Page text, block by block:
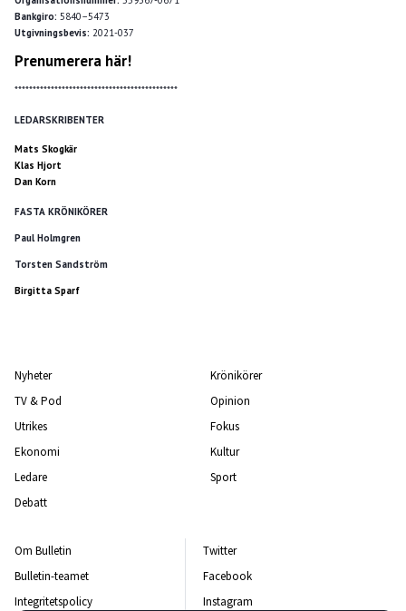
Bankgiro: 5840–5473
Utgivningsbevis: 2021-037
Prenumerera här!
*********************************************
LEDARSKRIBENTER
Mats Skogkär
Klas Hjort
Dan Korn
FASTA KRÖNIKÖRER
Paul Holmgren
Torsten Sandström
Birgitta Sparf
Nyheter
TV & Pod
Utrikes
Ekonomi
Ledare
Debatt
Krönikörer
Opinion
Fokus
Kultur
Sport
Om Bulletin
Bulletin-teamet
Integritetspolicy
Twitter
Facebook
Instagram